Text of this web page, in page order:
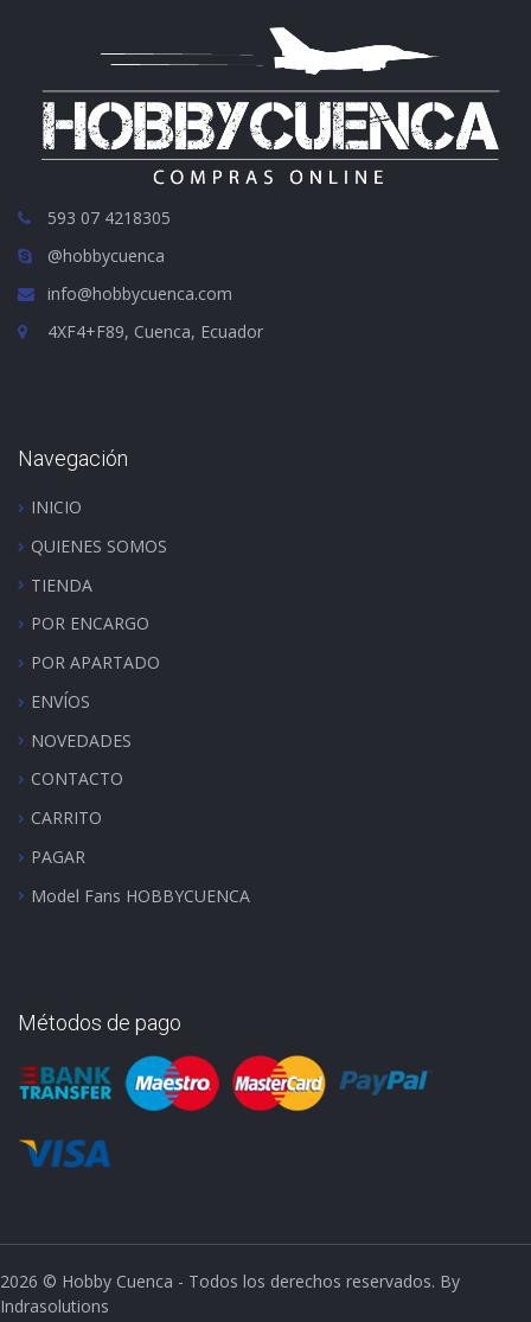
593 07 4218305
@hobbycuenca
info@hobbycuenca.com
4XF4+F89, Cuenca, Ecuador
Navegación
INICIO
QUIENES SOMOS
TIENDA
POR ENCARGO
POR APARTADO
ENVÍOS
NOVEDADES
CONTACTO
CARRITO
PAGAR
Model Fans HOBBYCUENCA
Métodos de pago
2026 © Hobby Cuenca - Todos los derechos reservados. By
Indrasolutions